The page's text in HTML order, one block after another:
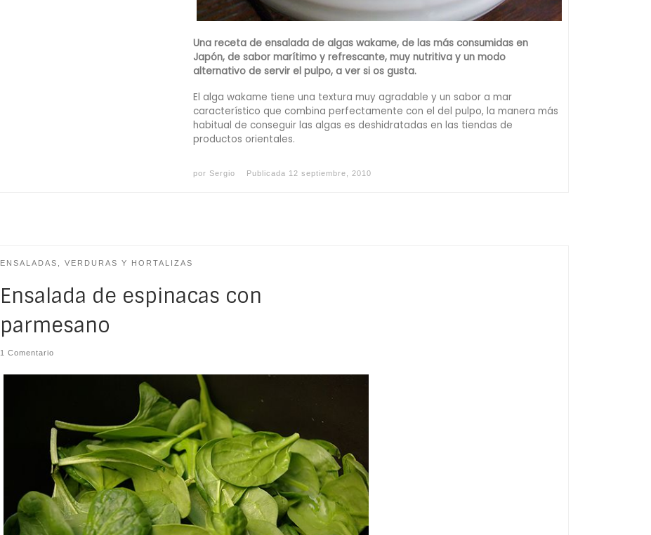
Una receta de ensalada de algas wakame, de las más consumidas en
Japón, de sabor marítimo y refrescante, muy nutritiva y un modo
alternativo de servir el pulpo, a ver si os gusta.
El alga wakame tiene una textura muy agradable y un sabor a mar
característico que combina perfectamente con el del pulpo, la manera más
habitual de conseguir las algas es deshidratadas en las tiendas de
productos orientales.
por Sergio Publicada 12 septiembre, 2010
ENSALADAS, VERDURAS Y HORTALIZAS
Ensalada de espinacas con
parmesano
1 Comentario